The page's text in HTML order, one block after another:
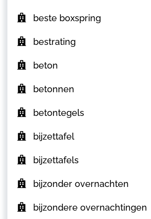
beste boxspring
bestrating
beton
betonnen
betontegels
bijzettafel
bijzettafels
bijzonder overnachten
bijzondere overnachtingen